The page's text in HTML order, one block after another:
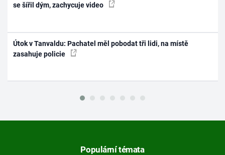
se šířil dým, zachycuje video
Útok v Tanvaldu: Pachatel měl pobodat tři lidi, na místě
zasahuje policie
Populární témata